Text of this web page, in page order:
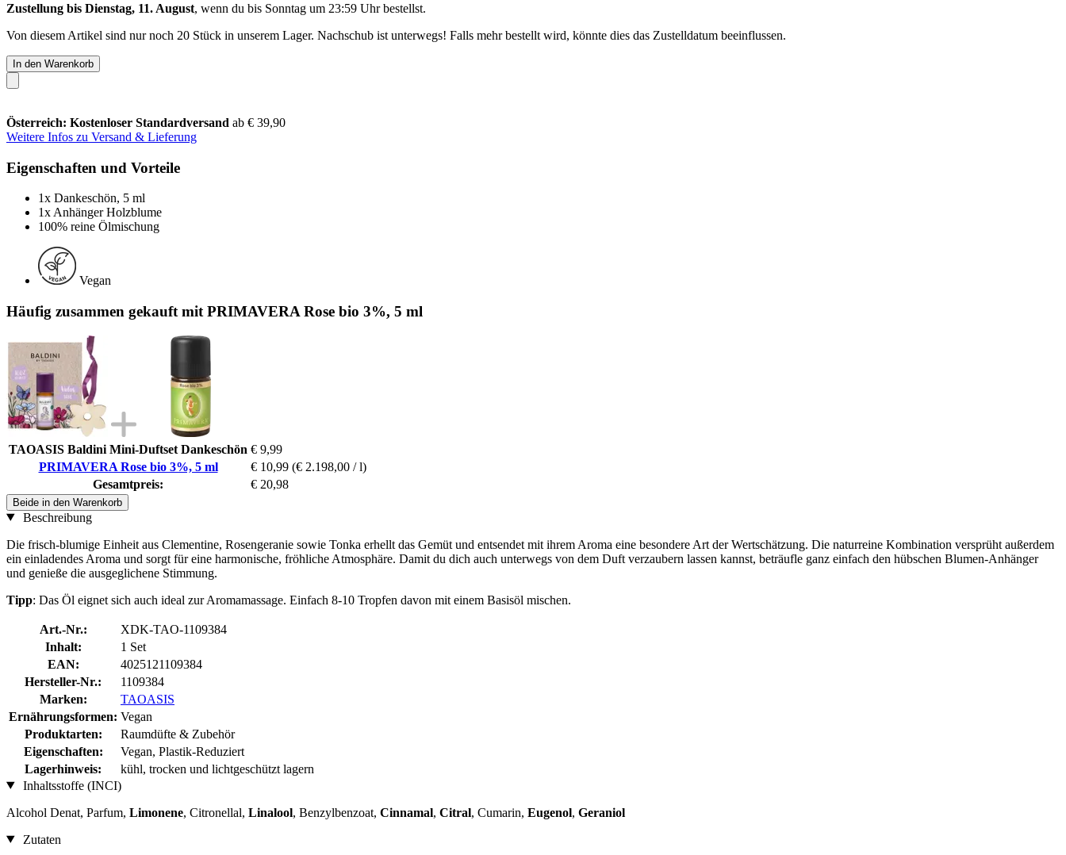
Zustellung bis Dienstag, 11. August, wenn du bis Sonntag um 23:59 Uhrbestellst.
Von diesem Artikel sind nur noch 20 Stück in unserem Lager. Nachschub ist unterwegs! Falls mehr bestellt wird, könnte dies das Zustelldatum beeinflussen.
In den Warenkorb
Österreich: Kostenloser Standardversand ab € 39,90
Weitere Infos zu Versand & Lieferung
Eigenschaften und Vorteile
1x Dankeschön, 5 ml
1x Anhänger Holzblume
100% reine Ölmischung
Vegan
Häufig zusammen gekauft mit PRIMAVERA Rose bio 3%, 5 ml
TAOASIS Baldini Mini-Duftset Dankeschön € 9,99
PRIMAVERA Rose bio 3%, 5 ml
€ 10,99 (€ 2.198,00 / l)
Gesamtpreis:
€ 20,98
Beide in den Warenkorb
Beschreibung
Die frisch-blumige Einheit aus Clementine, Rosengeranie sowie Tonka erhellt das Gemüt und entsendet mit ihrem Aroma eine besondere Art der Wertschätzung. Die naturreine Kombination versprüht außerdem
ein einladendes Aroma und sorgt für eine harmonische, fröhliche Atmosphäre. Damit du dich auch unterwegs von dem Duft verzaubern lassen kannst, beträufle ganz einfach den hübschen Blumen-Anhänger
und genieße die ausgeglichene Stimmung.
Tipp: Das Öl eignet sich auch ideal zur Aromamassage. Einfach 8-10 Tropfen davon mit einem Basisöl mischen.
Art.-Nr.:
XDK-TAO-1109384
Inhalt:
1 Set
EAN:
4025121109384
Hersteller-Nr.:
1109384
Marken:
TAOASIS
Ernährungsformen: Vegan
Produktarten:
Raumdüfte & Zubehör
Eigenschaften:
Vegan, Plastik-Reduziert
Lagerhinweis:
kühl, trocken und lichtgeschützt lagern
Inhaltsstoffe (INCI)
Alcohol Denat, Parfum, Limonene, Citronellal, Linalool, Benzylbenzoat, Cinnamal, Citral, Cumarin, Eugenol, Geraniol
Zutaten